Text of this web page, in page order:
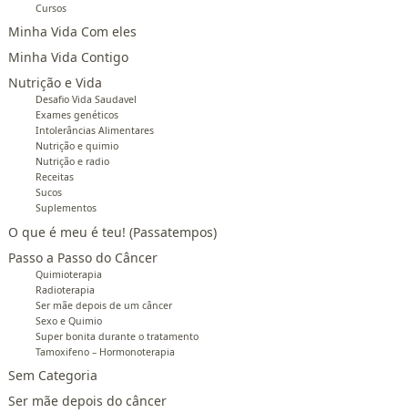
Cursos
Minha Vida Com eles
Minha Vida Contigo
Nutrição e Vida
Desafio Vida Saudavel
Exames genéticos
Intolerâncias Alimentares
Nutrição e quimio
Nutrição e radio
Receitas
Sucos
Suplementos
O que é meu é teu! (Passatempos)
Passo a Passo do Câncer
Quimioterapia
Radioterapia
Ser mãe depois de um câncer
Sexo e Quimio
Super bonita durante o tratamento
Tamoxifeno – Hormonoterapia
Sem Categoria
Ser mãe depois do câncer